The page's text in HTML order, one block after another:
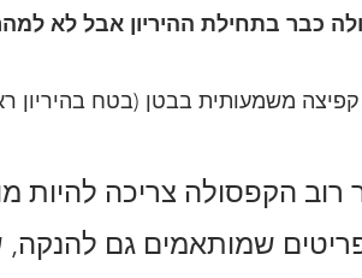
כבר בתחילת ההיריון אבל לא
שבוע 20 יש קפיצה משמעותית בבטן (בטח
שמותאמים גם להנקה,